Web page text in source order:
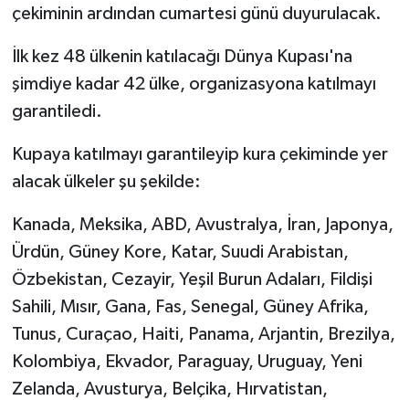
çekiminin ardından cumartesi günü duyurulacak.
İlk kez 48 ülkenin katılacağı Dünya Kupası'na
şimdiye kadar 42 ülke, organizasyona katılmayı
garantiledi.
Kupaya katılmayı garantileyip kura çekiminde yer
alacak ülkeler şu şekilde:
Kanada, Meksika, ABD, Avustralya, İran, Japonya,
Ürdün, Güney Kore, Katar, Suudi Arabistan,
Özbekistan, Cezayir, Yeşil Burun Adaları, Fildişi
Sahili, Mısır, Gana, Fas, Senegal, Güney Afrika,
Tunus, Curaçao, Haiti, Panama, Arjantin, Brezilya,
Kolombiya, Ekvador, Paraguay, Uruguay, Yeni
Zelanda, Avusturya, Belçika, Hırvatistan,